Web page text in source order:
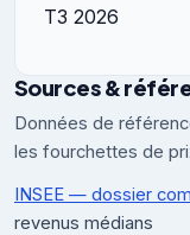
T3 2026
Sources &
Données de
les fourchettes de
INSEE — dossier
revenus médians